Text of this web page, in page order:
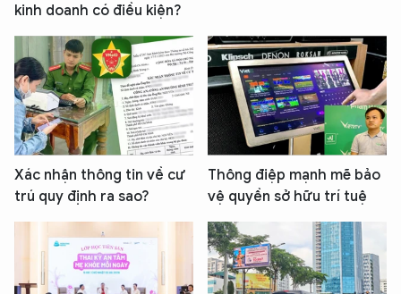
kinh doanh có điều kiện?
Xác nhận thông tin về cư
trú quy định ra sao?
Thông điệp mạnh mẽ bảo
vệ quyền sở hữu trí tuệ